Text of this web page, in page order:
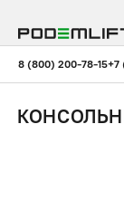
8 (800) 200-78-15+7